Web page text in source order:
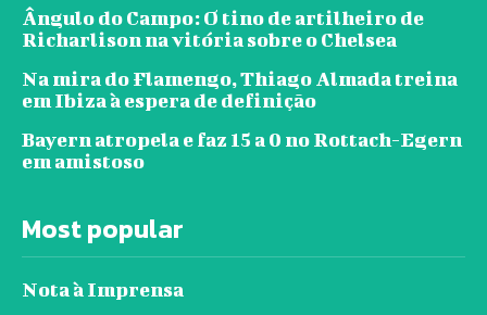
Ângulo do Campo: O tino de artilheiro de
Richarlison na vitória sobre o Chelsea
Na mira do Flamengo, Thiago Almada treina
em Ibiza à espera de definição
Bayern atropela e faz 15 a 0 no Rottach-Egern
em amistoso
Most popular
Nota à Imprensa